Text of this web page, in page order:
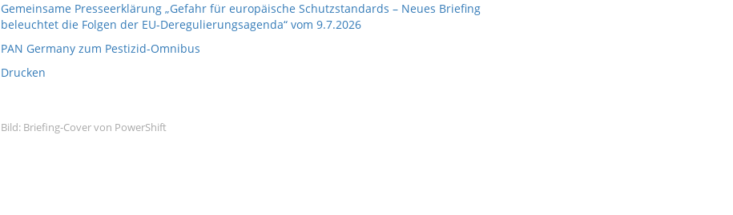
Gemeinsame Presseerklärung „Gefahr für europäische Schutzstandards – Neues Briefing
beleuchtet die Folgen der EU-Deregulierungsagenda“ vom 9.7.2026
PAN Germany zum Pestizid-Omnibus
Drucken
Bild: Briefing-Cover von PowerShift